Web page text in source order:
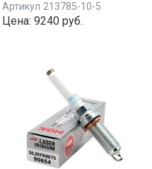
Артикул 213785-10-5
Цена: 9240 руб.